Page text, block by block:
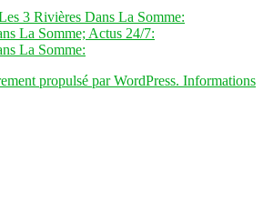
3 Rivières Dans La Somme:
La Somme; Actus 24/7:
La Somme:
propulsé par WordPress. Informations